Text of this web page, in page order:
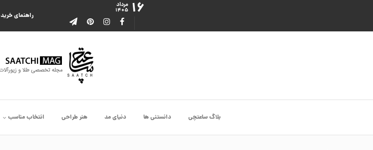
۱۶ مرداد
۱۴۰۵
راهنمای خرید
بلاگ ساعتچی دانستنی ها دنیای مد هنر طراحی انتخاب مناسب